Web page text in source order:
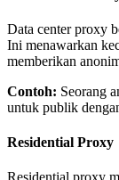
Data center proxy
Ini menawarkan
memberikan
Contoh: Seorang
untuk publik
Residential Proxy